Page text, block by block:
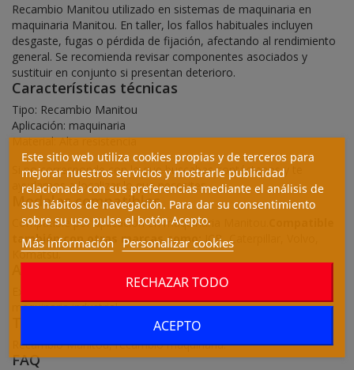
Recambio Manitou utilizado en sistemas de maquinaria en
maquinaria Manitou. En taller, los fallos habituales incluyen
desgaste, fugas o pérdida de fijación, afectando al rendimiento
general. Se recomienda revisar componentes asociados y
sustituir en conjunto si presentan deterioro.
Características técnicas
Tipo: Recambio Manitou
Aplicación: maquinaria
Material: Alta resistencia
Si no corresponde con lo que buscabas contáctanos y te
ayudamos a localizar lo que necesites.
Modelos compatibles
Compatible por aplicación en maquinaria Manitou.
también con otras marcas como:JCB, Caterpillar, Volvo,
Komatsu.
Excavadoras, manipuladores telescópicos, cargadoras,
maquinaria industrial.
También conocido como
Recambio Manitou, recambio maquinaria.
FAQ
Este sitio web utiliza cookies propias y de terceros para
mejorar nuestros servicios y mostrarle publicidad
relacionada con sus preferencias mediante el análisis de
sus hábitos de navegación. Para dar su consentimiento
sobre su uso pulse el botón Acepto.
Más información Personalizar cookies
RECHAZAR TODO
ACEPTO